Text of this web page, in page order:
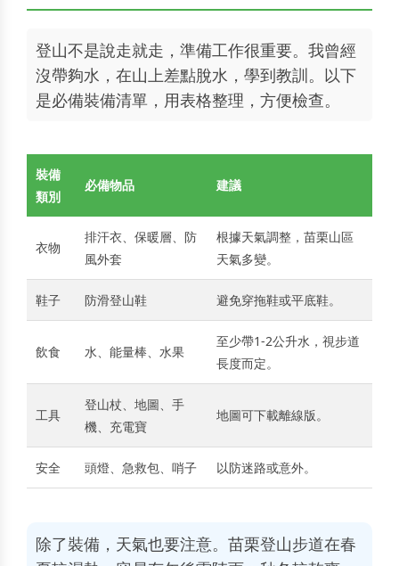
登山不是說走就走，準備工作很重要。我曾經
沒帶夠水，在山上差點脫水，學到教訓。以下
是必備裝備清單，用表格整理，方便檢查。
裝備
類別
必備物品 建議
衣物
排汗衣、保暖層、防
風外套
根據天氣調整，苗栗山區
天氣多變。
鞋子 防滑登山鞋 避免穿拖鞋或平底鞋。
飲食 水、能量棒、水果
至少帶1-2公升水，視步道
長度而定。
工具
登山杖、地圖、手
機、充電寶
地圖可下載離線版。
安全 頭燈、急救包、哨子 以防迷路或意外。
除了裝備，天氣也要注意。苗栗登山步道在春